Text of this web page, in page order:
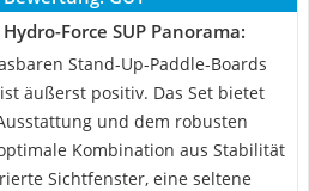
Force SUP Panorama:
Stand-Up-Paddle-Boards
äußerst positiv. Das Set bietet
und dem robusten
Kombination aus Stabilität
Sichtfenster, eine seltene